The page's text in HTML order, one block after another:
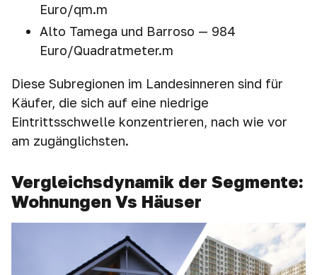
Euro/qm.m
Alto Tamega und Barroso — 984
Euro/Quadratmeter.m
Diese Subregionen im Landesinneren sind für
Käufer, die sich auf eine niedrige
Eintrittsschwelle konzentrieren, nach wie vor
am zugänglichsten.
Vergleichsdynamik der Segmente:
Wohnungen Vs Häuser